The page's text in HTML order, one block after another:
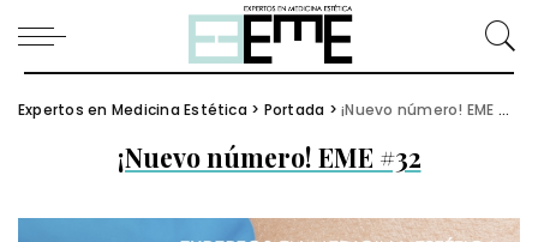
Expertos en Medicina Estética > Portada >¡Nuevo número! EME #32
¡Nuevo número! EME #32